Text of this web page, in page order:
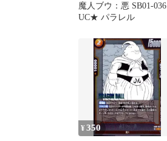
魔人ブウ：悪 SB01-036
UC★ パラレル
¥350